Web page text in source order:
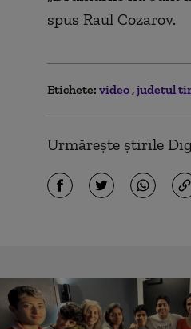
spus Raul Cozarov.
Etichete: video judetul
Urmărește știrile